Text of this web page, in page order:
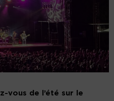
vous de l’été sur le